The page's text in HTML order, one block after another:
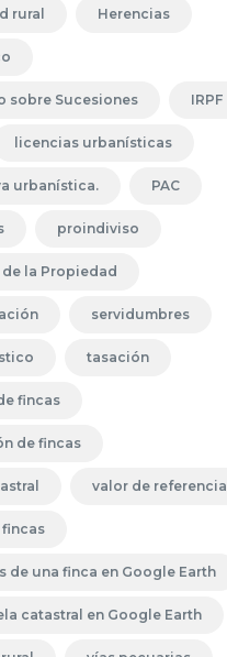
rural Herencias
sobre Sucesiones IRPF
licencias urbanísticas
urbanística. PAC
proindiviso
la Propiedad
servidumbres
tasación
fincas
de fincas
valor de referencia
de una finca en Google Earth
catastral en Google Earth